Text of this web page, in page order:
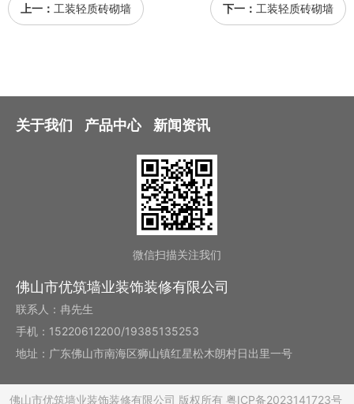
上一： 工装轻质砖砌墙 下一： 工装轻质砖砌墙
关于我们 产品中心 新闻资讯
微信扫描关注我们
佛山市优筑墙业装饰装修有限公司
联系人：冉先生
手机：15220612200/19385135253
地址：广东佛山市南海区狮山镇红星松木朗村日出里一号
佛山市优筑墙业装饰装修有限公司 版权所有 粤ICP备2023141723号